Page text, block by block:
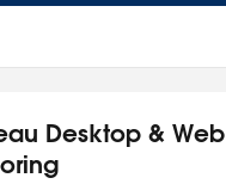
Desktop & Web